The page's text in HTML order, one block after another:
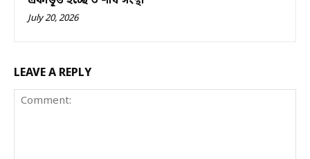
July 20, 2026
LEAVE A REPLY